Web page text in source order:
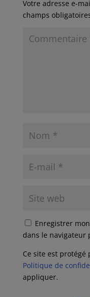
Votre adresse e-
champs
Enregistrer
dans le navigateur
Ce site est protégé
Politique de
appliquer.